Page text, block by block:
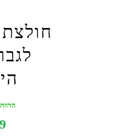
הרווח 1.6 נקודות